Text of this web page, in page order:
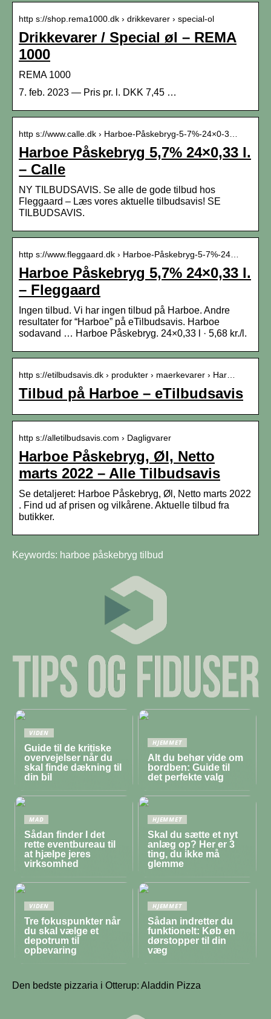
http s://shop.rema1000.dk › drikkevarer › special-ol
Drikkevarer / Special øl – REMA
1000
REMA 1000
7. feb. 2023 — Pris pr. l. DKK 7,45 …
http s://www.calle.dk › Harboe-Påskebryg-5-7%-24×0-3…
Harboe Påskebryg 5,7% 24×0,33 l.
– Calle
NY TILBUDSAVIS. Se alle de gode tilbud hos
Fleggaard – Læs vores aktuelle tilbudsavis! SE
TILBUDSAVIS.
http s://www.fleggaard.dk › Harboe-Påskebryg-5-7%-24…
Harboe Påskebryg 5,7% 24×0,33 l.
– Fleggaard
Ingen tilbud. Vi har ingen tilbud på Harboe. Andre
resultater for “Harboe” på eTilbudsavis. Harboe
sodavand … Harboe Påskebryg. 24×0,33 l · 5,68 kr./l.
http s://etilbudsavis.dk › produkter › maerkevarer › Har…
Tilbud på Harboe – eTilbudsavis
http s://alletilbudsavis.com › Dagligvarer
Harboe Påskebryg, Øl, Netto
marts 2022 – Alle Tilbudsavis
Se detaljeret: Harboe Påskebryg, Øl, Netto marts 2022
. Find ud af prisen og vilkårene. Aktuelle tilbud fra
butikker.
Keywords: harboe påskebryg tilbud
VIDEN
Guide til de kritiske
overvejelser når du
skal finde dækning til
din bil
HJEMMET
Alt du behør vide om
bordben: Guide til
det perfekte valg
MAD
Sådan finder I det
rette eventbureau til
at hjælpe jeres
virksomhed
HJEMMET
Skal du sætte et nyt
anlæg op? Her er 3
ting, du ikke må
glemme
VIDEN
Tre fokuspunkter når
du skal vælge et
depotrum til
opbevaring
HJEMMET
Sådan indretter du
funktionelt: Køb en
dørstopper til din
væg
Den bedste pizzaria i Otterup: Aladdin Pizza